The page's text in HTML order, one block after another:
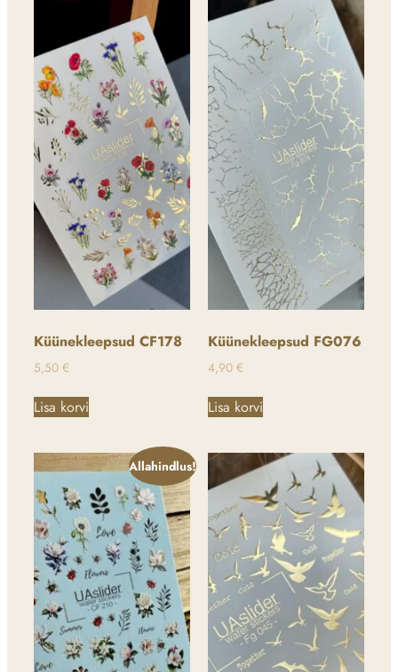
Küünekleepsud CF178
5,50 €
Lisa korvi
Küünekleepsud FG076
4,90 €
Lisa korvi
Allahindlus!